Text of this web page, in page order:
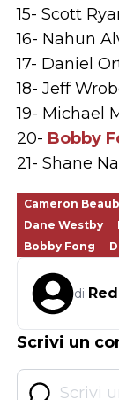
15- Scott
16- Nahun
17- Daniel
18- Jeff
19- Michael
20- Bobby
21- Shane
Cameron
Dane Westby
Bobby Fong
di
Scrivi un